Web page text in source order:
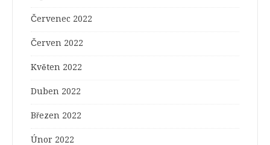
Červenec 2022
Červen 2022
Květen 2022
Duben 2022
Březen 2022
Únor 2022